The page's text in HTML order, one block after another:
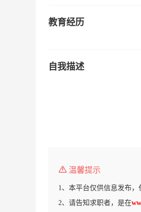
教育经历
自我描述
温馨提示
1、本平台仅供信息发布
2、请告知求职者，是在